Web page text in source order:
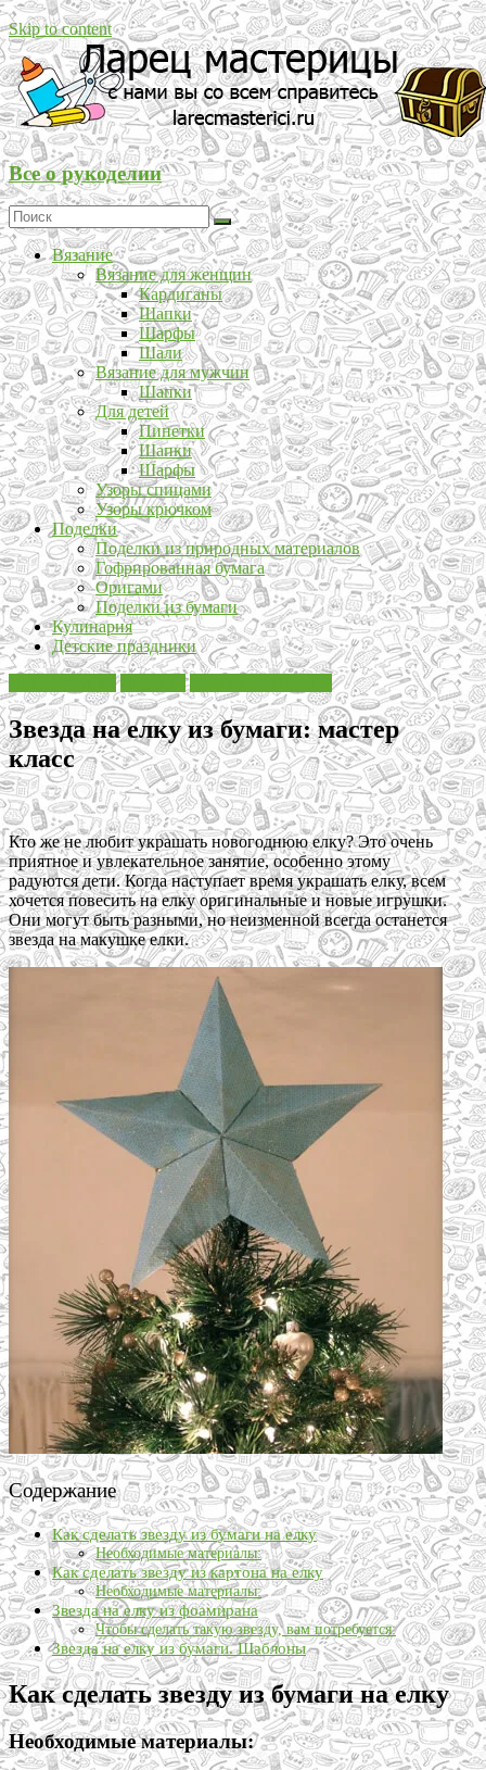
Skip to content
Все о рукоделии
Вязание
Вязание для женщин
Кардиганы
Шапки
Шарфы
Шали
Вязание для мужчин
Шапки
Для детей
Пинетки
Шапки
Шарфы
Узоры спицами
Узоры крючком
Поделки
Поделки из природных материалов
Гофрированная бумага
Оригами
Поделки из бумаги
Кулинария
Детские праздники
Звезда на елку из бумаги: мастер
класс
Кто же не любит украшать новогоднюю елку? Это очень
приятное и увлекательное занятие, особенно этому
радуются дети. Когда наступает время украшать елку, всем
хочется повесить на елку оригинальные и новые игрушки.
Они могут быть разными, но неизменной всегда останется
звезда на макушке елки.
Содержание
Как сделать звезду из бумаги на елку
Необходимые материалы:
Как сделать звезду из картона на елку
Необходимые материалы:
Звезда на елку из фоамирана
Чтобы сделать такую звезду, вам потребуется:
Звезда на елку из бумаги. Шаблоны
Как сделать звезду из бумаги на елку
Необходимые материалы: